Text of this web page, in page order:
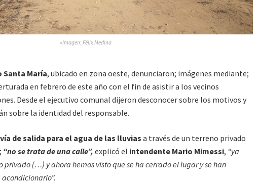
»Imagen: Félix Medina
Santa María, ubicado en zona oeste, denunciaron; imágenes mediante;
en febrero de este año con el fin de asistir a los vecinos
Desde el ejecutivo comunal dijeron desconocer sobre los motivos y
sobre la identidad del responsable.
vía de salida para el agua de las lluvias a través de un terreno privado
“no se trata de una calle”, explicó el intendente Mario Mimessi, “ya
privado (…) y ahora hemos visto que se ha cerrado el lugar y se han